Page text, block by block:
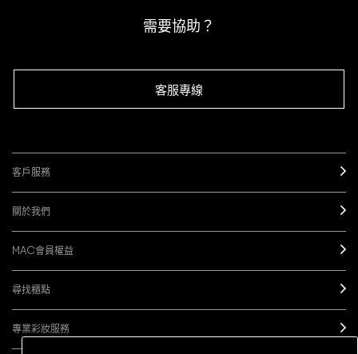
需要協助？
客服專線
客戶服務
關於我們
MAC會員權益
尋找櫃點
專業彩妝服務